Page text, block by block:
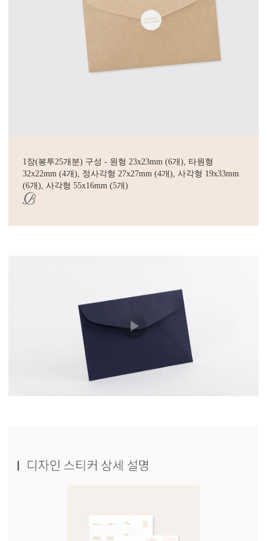
1장(봉투25개분) 구성 - 원형 23x23mm (6개), 타원형
32x22mm (4개), 정사각형 27x27mm (4개), 사각형 19x33mm
(6개), 사각형 55x16mm (5개)